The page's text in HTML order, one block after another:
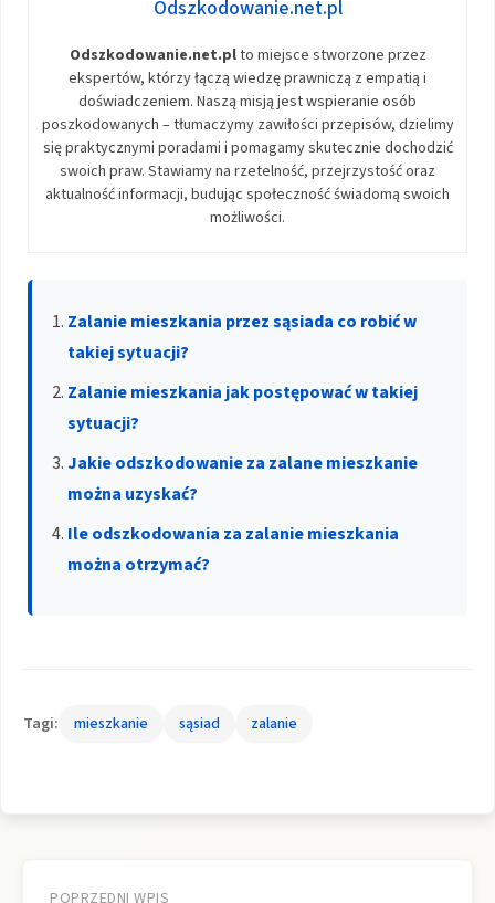
Odszkodowanie.net.pl
Odszkodowanie.net.plto miejsce stworzone przez
ekspertów, którzy łączą wiedzę prawniczą z empatią i
doświadczeniem. Naszą misją jest wspieranie osób
poszkodowanych – tłumaczymy zawiłości przepisów, dzielimy
się praktycznymi poradami i pomagamy skutecznie dochodzić
swoich praw. Stawiamy na rzetelność, przejrzystość oraz
aktualność informacji, budując społeczność świadomą swoich
możliwości.
Zalanie mieszkania przez sąsiada co robić w
takiej sytuacji?
Zalanie mieszkania jak postępować w takiej
sytuacji?
Jakie odszkodowanie za zalane mieszkanie
można uzyskać?
Ile odszkodowania za zalanie mieszkania
można otrzymać?
Tagi: mieszkanie sąsiad zalanie
POPRZEDNI WPIS